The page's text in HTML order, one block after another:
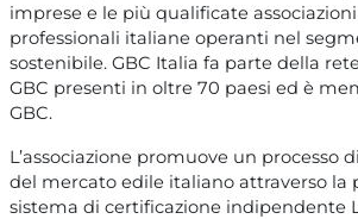
imprese e le più qualificate
professionali italiane operanti nel
sostenibile. GBC Italia fa parte della
GBC presenti in oltre 70 paesi ed è
GBC.
L’associazione promuove un processo
del mercato edile italiano attraverso la
sistema di certificazione indipendente